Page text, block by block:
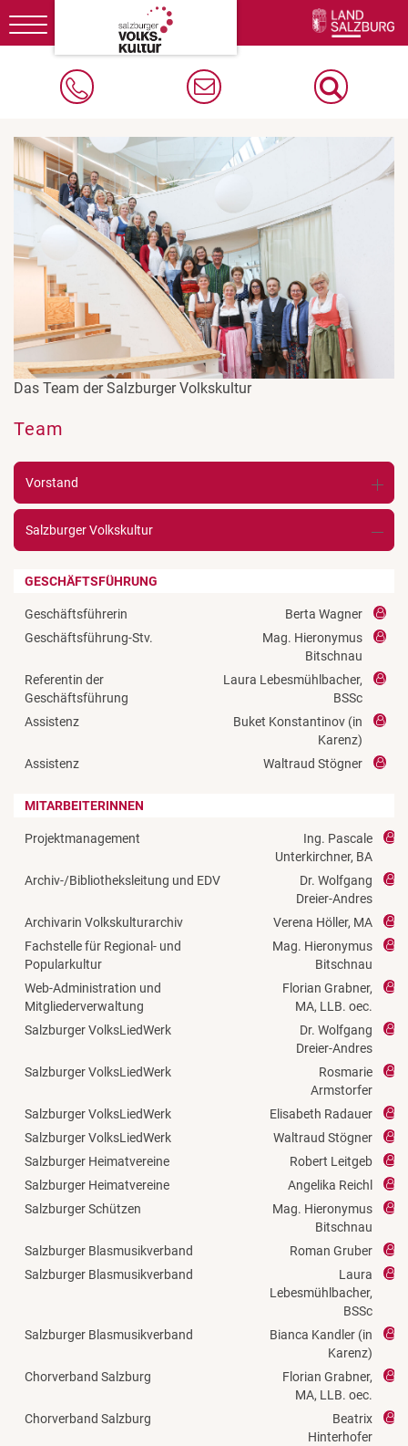
Toggle
navigation
Das Team der Salzburger Volkskultur
Team
Vorstand
Salzburger Volkskultur
GESCHÄFTSFÜHRUNG
Geschäftsführerin
Berta Wagner
Geschäftsführung-Stv.
Mag. Hieronymus
Bitschnau
Referentin der
Geschäftsführung
Laura Lebesmühlbacher,
BSSc
Assistenz
Buket Konstantinov (in
Karenz)
Assistenz
Waltraud Stögner
MITARBEITERINNEN
Projektmanagement
Ing. Pascale
Unterkirchner, BA
Archiv-/Bibliotheksleitung und EDV
Dr. Wolfgang
Dreier-Andres
Archivarin Volkskulturarchiv
Verena Höller, MA
Fachstelle für Regional- und
Popularkultur
Mag. Hieronymus
Bitschnau
Web-Administration und
Mitgliederverwaltung
Florian Grabner,
MA, LLB. oec.
Salzburger VolksLiedWerk
Dr. Wolfgang
Dreier-Andres
Salzburger VolksLiedWerk
Rosmarie
Armstorfer
Salzburger VolksLiedWerk
Elisabeth Radauer
Salzburger VolksLiedWerk
Waltraud Stögner
Salzburger Heimatvereine
Robert Leitgeb
Salzburger Heimatvereine
Angelika Reichl
Salzburger Schützen
Mag. Hieronymus
Bitschnau
Salzburger Blasmusikverband
Roman Gruber
Salzburger Blasmusikverband
Laura
Lebesmühlbacher,
BSSc
Salzburger Blasmusikverband
Bianca Kandler (in
Karenz)
Chorverband Salzburg
Florian Grabner,
MA, LLB. oec.
Chorverband Salzburg
Beatrix
Hinterhofer